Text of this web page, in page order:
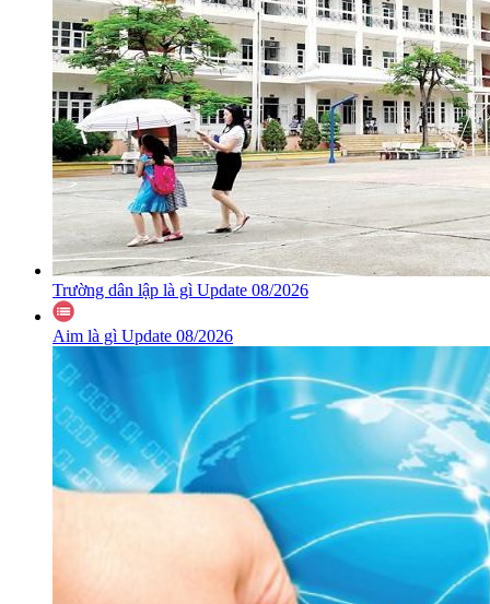
Trường dân lập là gì Update 08/2026
Aim là gì Update 08/2026